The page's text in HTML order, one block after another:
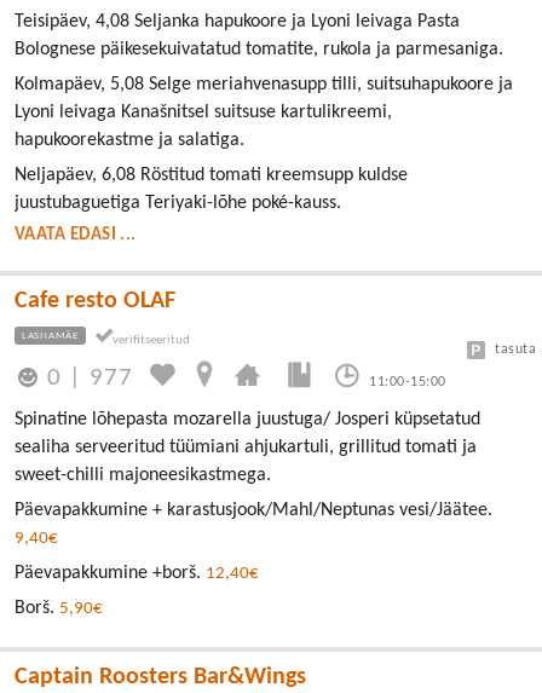
Teisipäev, 4,08 Seljanka hapukoore ja Lyoni leivaga Pasta
Bolognese päikesekuivatatud tomatite, rukola ja parmesaniga.
Kolmapäev, 5,08 Selge meriahvenasupp tilli, suitsuhapukoore ja
Lyoni leivaga Kanašnitsel suitsuse kartulikreemi,
hapukoorekastme ja salatiga.
Neljapäev, 6,08 Röstitud tomati kreemsupp kuldse
juustubaguetiga Teriyaki-lõhe poké-kauss.
VAATA EDASI ...
Cafe resto OLAF
LASNAMÄE
0 977 11:00-15:00
tasuta
Spinatine lõhepasta mozarella juustuga/ Josperi küpsetatud
sealiha serveeritud tüümiani ahjukartuli, grillitud tomati ja
sweet-chilli majoneesikastmega.
Päevapakkumine + karastusjook/Mahl/Neptunas vesi/Jäätee.
9,40€
Päevapakkumine +borš. 12,40€
Borš. 5,90€
Captain Roosters Bar&Wings